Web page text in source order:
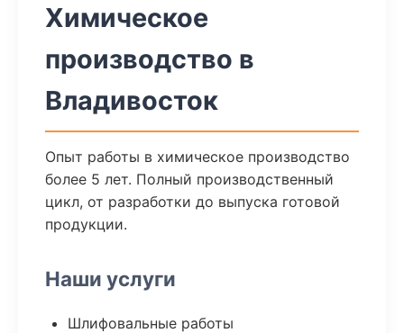
Химическое
производство в
Владивосток
Опыт работы в химическое производство
более 5 лет. Полный производственный
цикл, от разработки до выпуска готовой
продукции.
Наши услуги
Шлифовальные работы